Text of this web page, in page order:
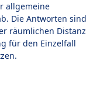
allgemeine
Die Antworten sind
räumlichen Distanz
für den Einzelfall